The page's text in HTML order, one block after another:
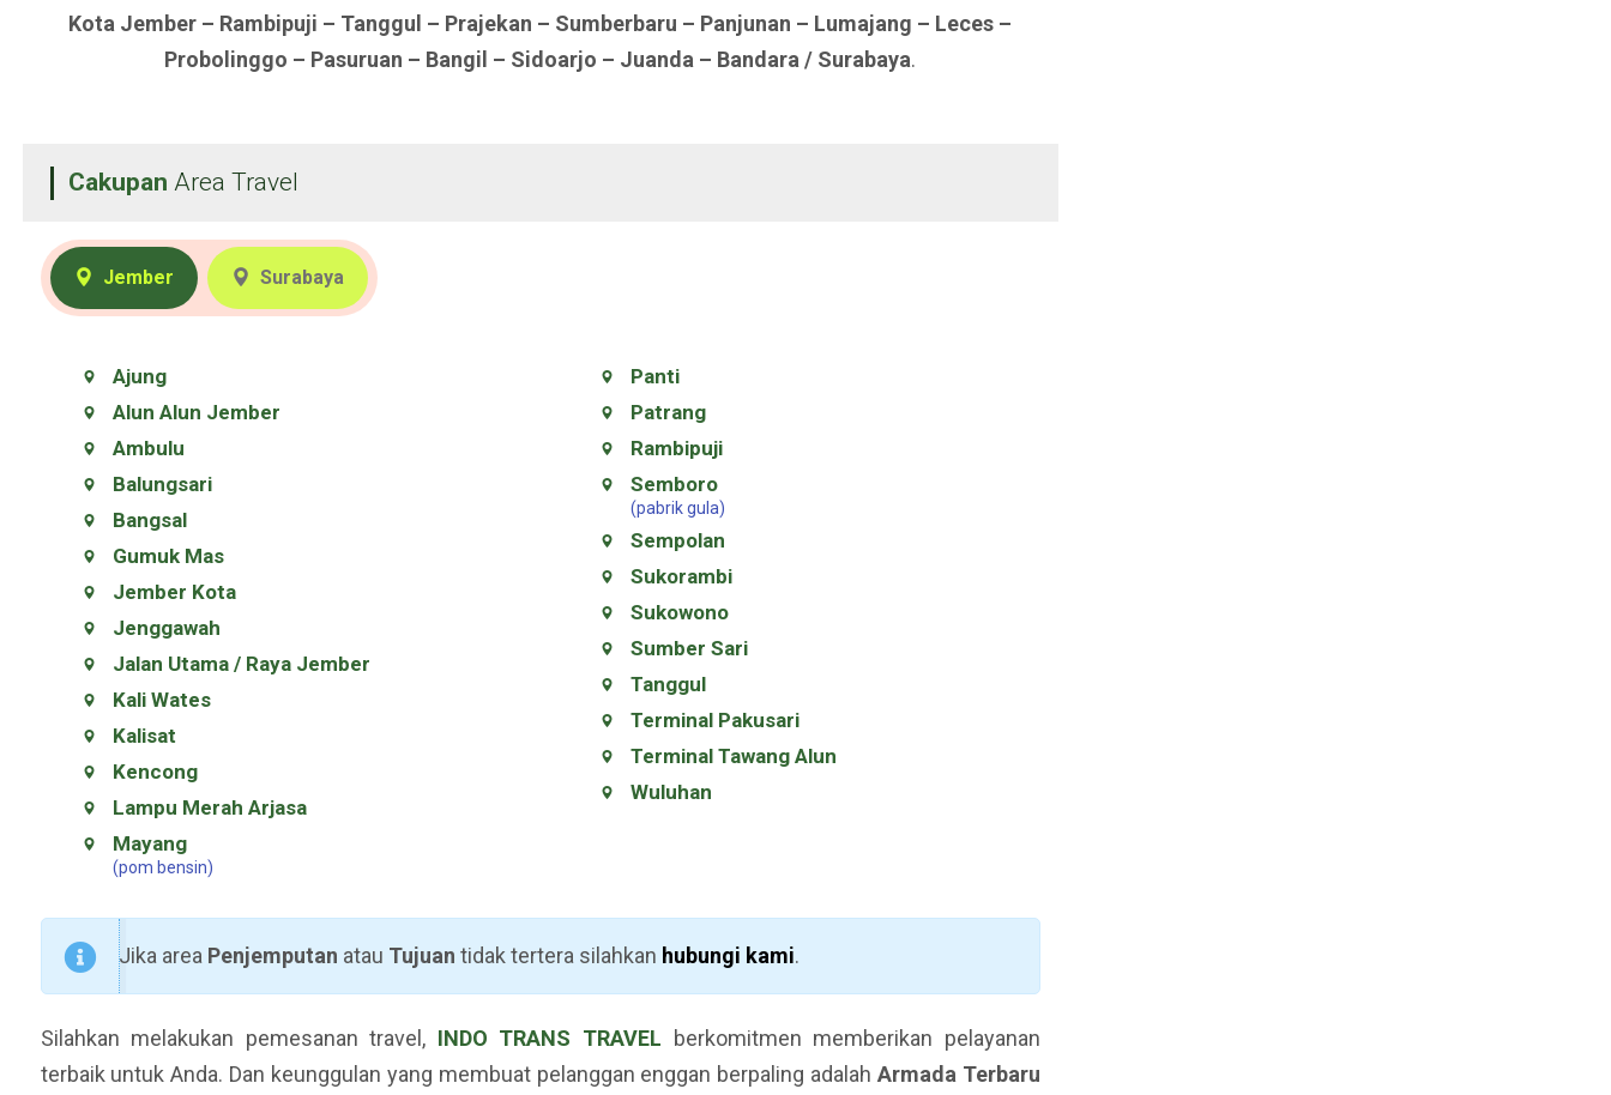
Kota Jember – Rambipuji – Tanggul – Prajekan – Sumberbaru – Panjunan – Lumajang – Leces –
Probolinggo – Pasuruan – Bangil – Sidoarjo – Juanda – Bandara / Surabaya.
Cakupan Area Travel
Jember Surabaya
Ajung
Alun Alun Jember
Ambulu
Balungsari
Bangsal
Gumuk Mas
Jember Kota
Jenggawah
Jalan Utama / Raya Jember
Kali Wates
Kalisat
Kencong
Lampu Merah Arjasa
Mayang
(pom bensin)
Panti
Patrang
Rambipuji
Semboro
(pabrik gula)
Sempolan
Sukorambi
Sukowono
Sumber Sari
Tanggul
Terminal Pakusari
Terminal Tawang Alun
Wuluhan
Jika area Penjemputan atau Tujuan tidak tertera silahkan hubungi kami.
Silahkan melakukan pemesanan travel, INDO TRANS TRAVEL berkomitmen memberikan pelayanan
terbaik untuk Anda. Dan keunggulan yang membuat pelanggan enggan berpaling adalah Armada Terbaru